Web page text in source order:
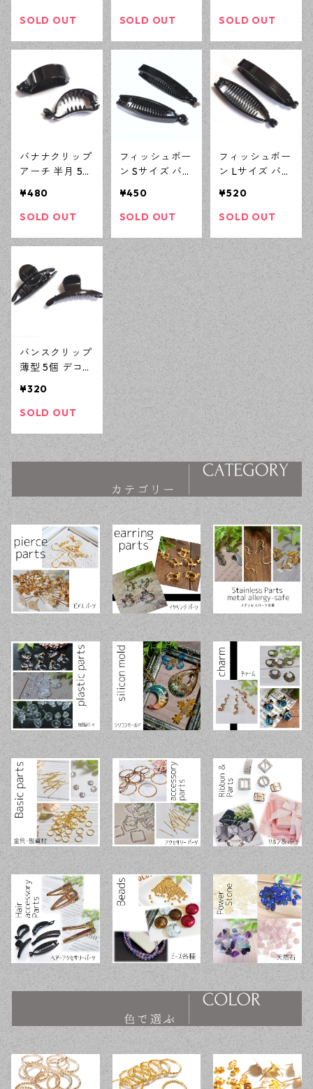
ヘアクリップ
台 ヘアアクセ
サリーパーツ
【en工房】
SOLD OUT
台 ヘアアクセ
【en工房】
SOLD OUT
ヘアアクセサリ
工房】
SOLD OUT
バナナクリップ
アーチ 半月 5個
ンドメイド土台
ヘアアクセサリ
工房】
¥480
SOLD OUT
フィッシュボー
ン Sサイズ バナ
デコパーツ ハ
ンドメイド土台
ーパーツ 【en
工房】
¥450
SOLD OUT
フィッシュボー
ン Lサイズ バナ
デコパーツ ハ
ンドメイド土台
ーパーツ 【en
工房】
¥520
SOLD OUT
バンスクリップ
薄型 5個 デコパ
イド土台 ヘア
アクセサリーパ
房】
¥320
SOLD OUT